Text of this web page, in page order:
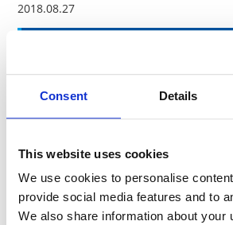
Consent Details
This website uses cookies
We use cookies to personalise
provide social media features and to
We also share information about your
2018.08.27
米国集団民事訴訟の一部
よび特別損失の計上なら
値の修正に関するお知らせ
和解および特別損失の計上ならびに業績予
るお知らせ」を発表しました。